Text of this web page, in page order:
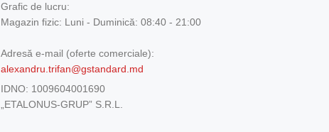
Grafic de lucru:
Magazin fizic: Luni - Duminică: 08:40 - 21:00
Adresă e-mail (oferte comerciale):
alexandru.trifan@gstandard.md
IDNO: 1009604001690
„ETALONUS-GRUP” S.R.L.